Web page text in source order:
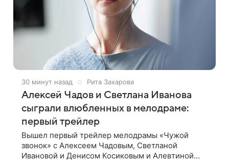
30 минут назад Рита Захарова
Алексей Чадов и Светлана Иванова
сыграли влюбленных в мелодраме:
первый трейлер
Вышел первый трейлер мелодрамы «Чужой
звонок» с Алексеем Чадовым, Светланой
Ивановой и Денисом Косиковым и Алевтиной